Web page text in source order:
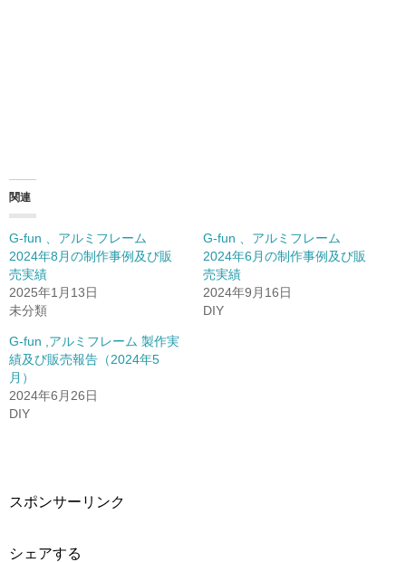
関連
G-fun 、アルミフレーム
2024年8月の制作事例及び販
売実績
2025年1月13日
未分類
G-fun 、アルミフレーム
2024年6月の制作事例及び販
売実績
2024年9月16日
DIY
G-fun ,アルミフレーム 製作実
績及び販売報告（2024年5
月）
2024年6月26日
DIY
スポンサーリンク
シェアする